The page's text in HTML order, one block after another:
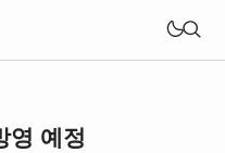
영 예정